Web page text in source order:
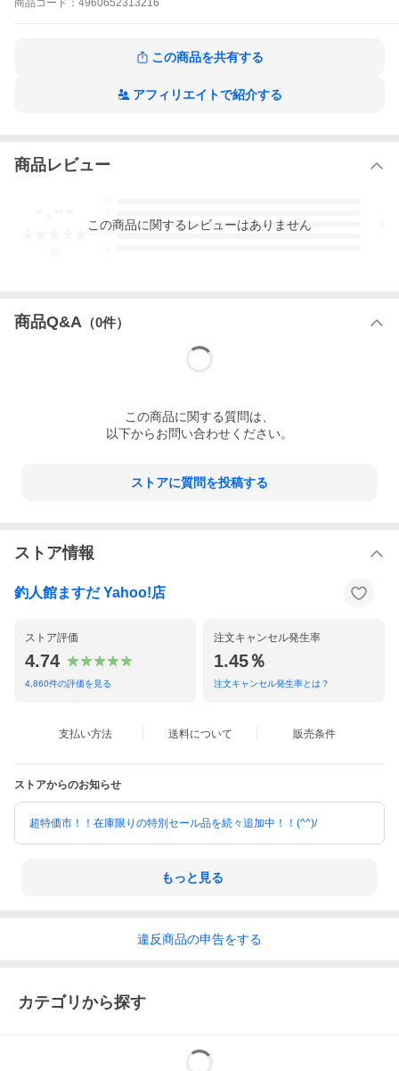
商品 コード： 4960652313216
この商品を共有する
アフィリエイトで紹介する
商品レビュー
3
この商品に関するレビューはありません
商品Q&A （0件）
この商品に関する質問は、
以下からお問い合わせください。
ストアに質問を投稿する
ストア情報
釣人館ますだ Yahoo!店
ストア評価
4.74
4,860件の評価を見る
注文キャンセル発生率
1.45％
注文キャンセル発生率とは？
支払い方法 送料について 販売条件
ストアからのお知らせ
超特価市！！在庫限りの特別セール品を続々追加中！！(^^)/
もっと見る
違反商品の申告をする
カテゴリから探す